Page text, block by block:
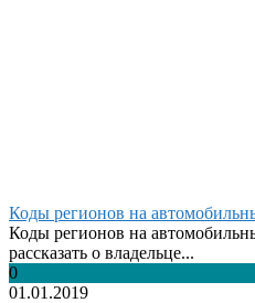
Коды регионов на
Коды регионов на
рассказать о владельце...
0
01.01.2019